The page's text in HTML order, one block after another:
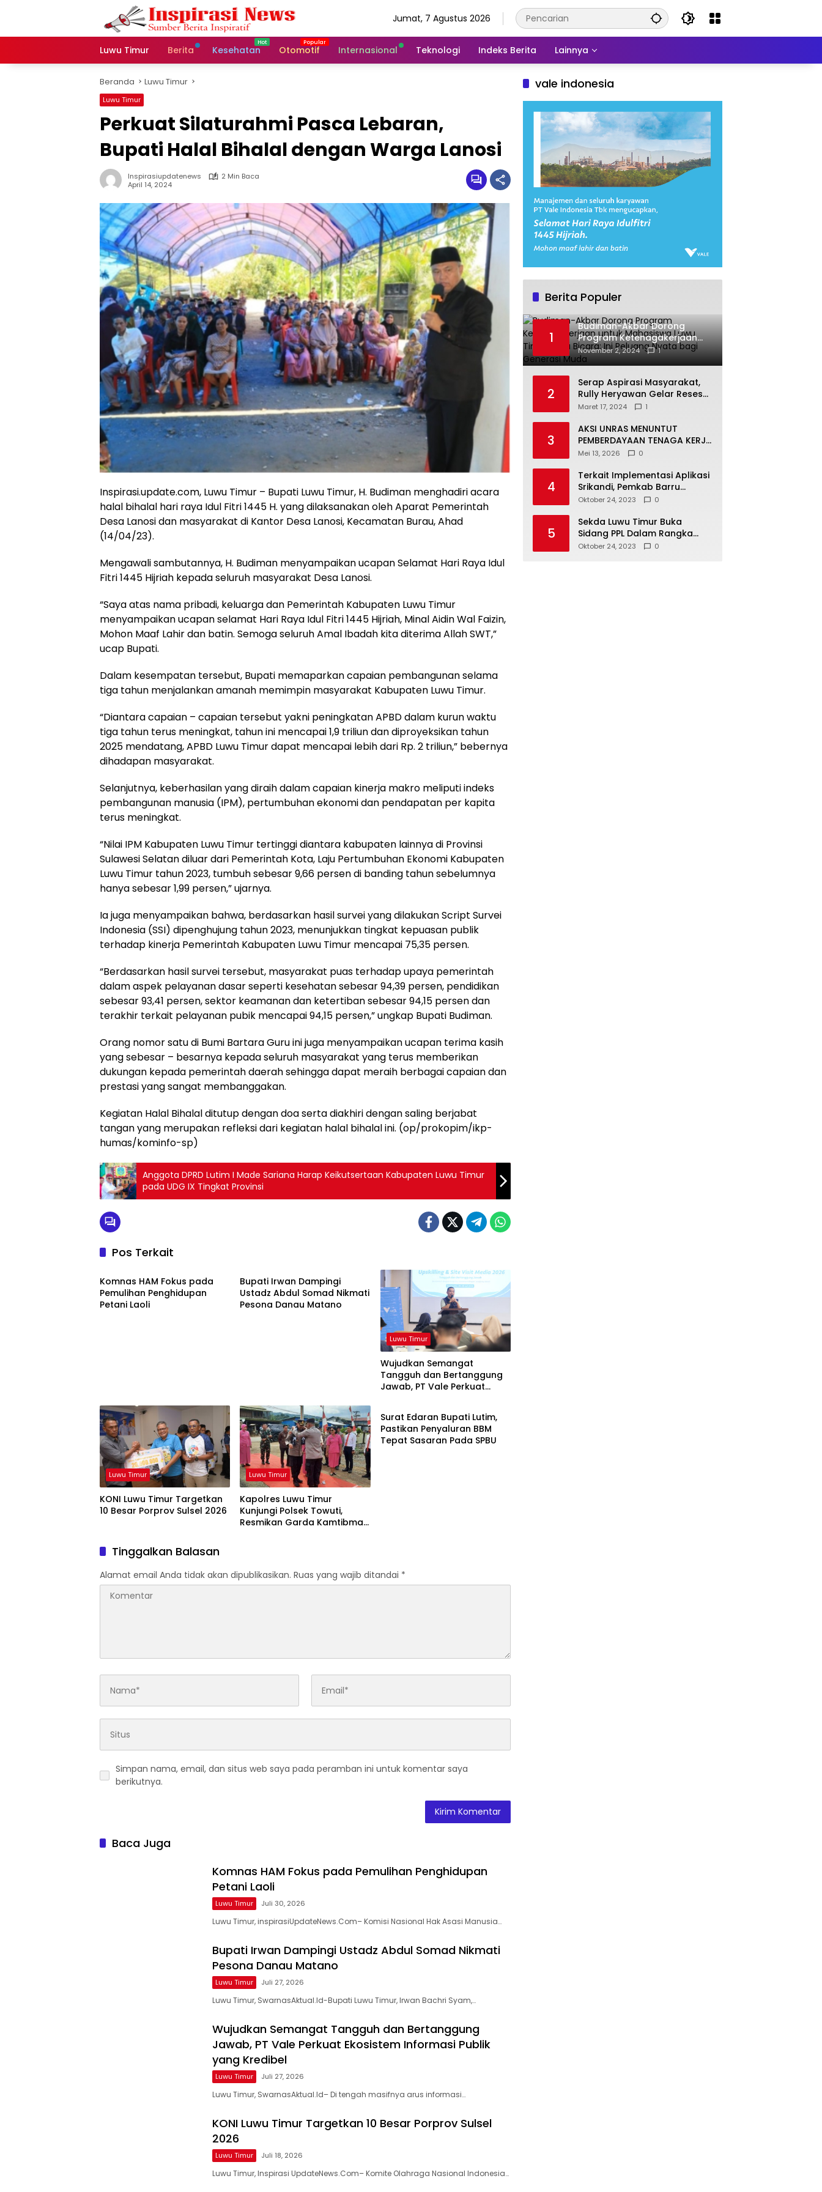
Jumat, 7 Agustus 2026
Luwu Timur Berita Kesehatan Otomotif Internasional Teknologi Indeks Berita Lainnya
Beranda Luwu Timur
Luwu Timur
Perkuat Silaturahmi Pasca Lebaran,
Bupati Halal Bihalal dengan Warga Lanosi
Inspirasiupdatenews
2 Min Baca
April 14, 2024
Inspirasi.update.com, Luwu Timur – Bupati Luwu Timur, H. Budiman menghadiri acara
halal bihalal hari raya Idul Fitri 1445 H. yang dilaksanakan oleh Aparat Pemerintah
Desa Lanosi dan masyarakat di Kantor Desa Lanosi, Kecamatan Burau, Ahad
(14/04/23).
Mengawali sambutannya, H. Budiman menyampaikan ucapan Selamat Hari Raya Idul
Fitri 1445 Hijriah kepada seluruh masyarakat Desa Lanosi.
“Saya atas nama pribadi, keluarga dan Pemerintah Kabupaten Luwu Timur
menyampaikan ucapan selamat Hari Raya Idul Fitri 1445 Hijriah, Minal Aidin Wal Faizin,
Mohon Maaf Lahir dan batin. Semoga seluruh Amal Ibadah kita diterima Allah SWT,”
ucap Bupati.
Dalam kesempatan tersebut, Bupati memaparkan capaian pembangunan selama
tiga tahun menjalankan amanah memimpin masyarakat Kabupaten Luwu Timur.
“Diantara capaian – capaian tersebut yakni peningkatan APBD dalam kurun waktu
tiga tahun terus meningkat, tahun ini mencapai 1,9 triliun dan diproyeksikan tahun
2025 mendatang, APBD Luwu Timur dapat mencapai lebih dari Rp. 2 triliun,” bebernya
dihadapan masyarakat.
Selanjutnya, keberhasilan yang diraih dalam capaian kinerja makro meliputi indeks
pembangunan manusia (IPM), pertumbuhan ekonomi dan pendapatan per kapita
terus meningkat.
“Nilai IPM Kabupaten Luwu Timur tertinggi diantara kabupaten lainnya di Provinsi
Sulawesi Selatan diluar dari Pemerintah Kota, Laju Pertumbuhan Ekonomi Kabupaten
Luwu Timur tahun 2023, tumbuh sebesar 9,66 persen di banding tahun sebelumnya
hanya sebesar 1,99 persen,” ujarnya.
Ia juga menyampaikan bahwa, berdasarkan hasil survei yang dilakukan Script Survei
Indonesia (SSI) dipenghujung tahun 2023, menunjukkan tingkat kepuasan publik
terhadap kinerja Pemerintah Kabupaten Luwu Timur mencapai 75,35 persen.
“Berdasarkan hasil survei tersebut, masyarakat puas terhadap upaya pemerintah
dalam aspek pelayanan dasar seperti kesehatan sebesar 94,39 persen, pendidikan
sebesar 93,41 persen, sektor keamanan dan ketertiban sebesar 94,15 persen dan
terakhir terkait pelayanan pubik mencapai 94,15 persen,” ungkap Bupati Budiman.
Orang nomor satu di Bumi Bartara Guru ini juga menyampaikan ucapan terima kasih
yang sebesar – besarnya kepada seluruh masyarakat yang terus memberikan
dukungan kepada pemerintah daerah sehingga dapat meraih berbagai capaian dan
prestasi yang sangat membanggakan.
Kegiatan Halal Bihalal ditutup dengan doa serta diakhiri dengan saling berjabat
tangan yang merupakan refleksi dari kegiatan halal bihalal ini. (op/prokopim/ikp-
humas/kominfo-sp)
Anggota DPRD Lutim I Made Sariana Harap Keikutsertaan Kabupaten Luwu Timur
pada UDG IX Tingkat Provinsi
Pos Terkait
Luwu Timur
Komnas HAM Fokus pada
Pemulihan Penghidupan
Petani Laoli
Bupati Irwan Dampingi
Ustadz Abdul Somad Nikmati
Pesona Danau Matano
Luwu Timur
Wujudkan Semangat
Tangguh dan Bertanggung
Jawab, PT Vale Perkuat
Luwu Timur
KONI Luwu Timur Targetkan
10 Besar Porprov Sulsel 2026
Luwu Timur
Kapolres Luwu Timur
Kunjungi Polsek Towuti,
Resmikan Garda Kamtibmas
Luwu Timur
Surat Edaran Bupati Lutim,
Pastikan Penyaluran BBM
Tepat Sasaran Pada SPBU
Tinggalkan Balasan
Alamat email Anda tidak akan dipublikasikan. Ruas yang wajib ditandai *
Simpan nama, email, dan situs web saya pada peramban ini untuk komentar saya
berikutnya.
Baca Juga
Komnas HAM Fokus pada Pemulihan Penghidupan
Petani Laoli
Luwu Timur Juli 30, 2026
Luwu Timur, inspirasiUpdateNews.Com– Komisi Nasional Hak Asasi Manusia…
Bupati Irwan Dampingi Ustadz Abdul Somad Nikmati
Pesona Danau Matano
Luwu Timur Juli 27, 2026
Luwu Timur, SwarnasAktual.Id-Bupati Luwu Timur, Irwan Bachri Syam,…
Wujudkan Semangat Tangguh dan Bertanggung
Jawab, PT Vale Perkuat Ekosistem Informasi Publik
yang Kredibel
Luwu Timur Juli 27, 2026
Luwu Timur, SwarnasAktual.Id– Di tengah masifnya arus informasi…
KONI Luwu Timur Targetkan 10 Besar Porprov Sulsel
2026
Luwu Timur Juli 18, 2026
Luwu Timur, Inspirasi UpdateNews.Com– Komite Olahraga Nasional Indonesia…
vale indonesia
Berita Populer
1
Budiman-Akbar Dorong
Program Ketenagakerjaan
untuk Mahasiswa Luwu Timur,
Juru Bicara: Ini Peluang Nyata
November 2, 2024 1
2
Serap Aspirasi Masyarakat,
Rully Heryawan Gelar Reses
Perseorangan
Maret 17, 2024 1
3
AKSI UNRAS MENUNTUT
PEMBERDAYAAN TENAGA KERJA
LOKAL TERHADAP PT. CERIA
Mei 13, 2026 0
4
Terkait Implementasi Aplikasi
Srikandi, Pemkab Barru
Kunker ke Luwu Timur
Oktober 24, 2023 0
5
Sekda Luwu Timur Buka
Sidang PPL Dalam Rangka
Redistribusi Tanah 2023
Oktober 24, 2023 0